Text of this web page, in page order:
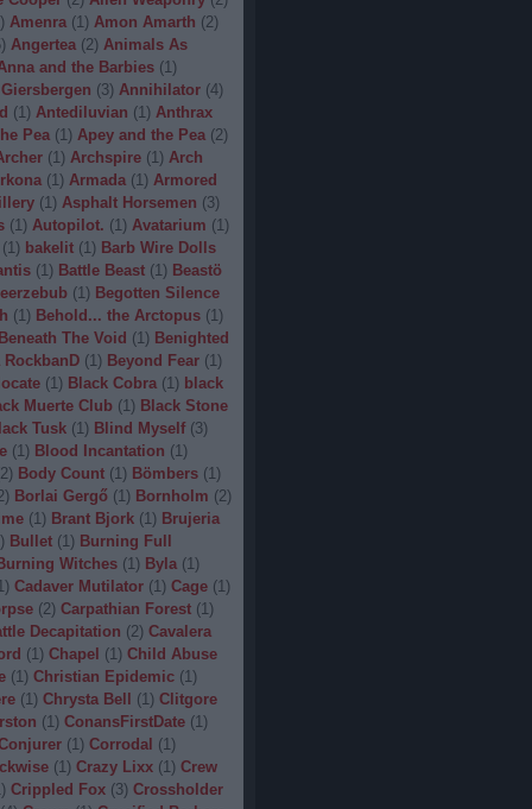
) Amenra (1) Amon Amarth (2)
) Angertea (2) Animals As
and the Barbies (1)
(3) Annihilator (4)
(1) Antediluvian (1) Anthrax
Pea (1) Apey and the Pea (2)
(1) Archspire (1) Arch
(1) Armada (1) Armored
(1) Asphalt Horsemen (3)
(1) Autopilot. (1) Avatarium (1)
(1) bakelit (1) Barb Wire Dolls
(1) Battle Beast (1) Beastö
(1) Begotten Silence
(1) Behold... the Arctopus (1)
Beneath The Void (1) Benighted
RockbanD (1) Beyond Fear (1)
(1) Black Cobra (1) black
Muerte Club (1) Black Stone
Tusk (1) Blind Myself (3)
(1) Blood Incantation (1)
2) Body Count (1) Bömbers (1)
) Borlai Gergő (1) Bornholm (2)
(1) Brant Bjork (1) Brujeria
) Bullet (1) Burning Full
Burning Witches (1) Byla (1)
) Cadaver Mutilator (1) Cage (1)
(2) Carpathian Forest (1)
Decapitation (2) Cavalera
(1) Chapel (1) Child Abuse
(1) Christian Epidemic (1)
(1) Chrysta Bell (1) Clitgore
(1) ConansFirstDate (1)
(1) Corrodal (1)
(1) Crazy Lixx (1) Crew
) Crippled Fox (3) Crossholder